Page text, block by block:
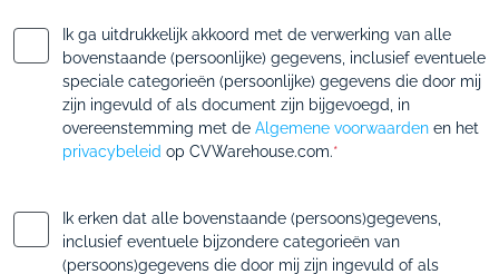
Ik ga uitdrukkelijk akkoord met de verwerking van alle
bovenstaande (persoonlijke) gegevens, inclusief eventuele
speciale categorieën (persoonlijke) gegevens die door mij
zijn ingevuld of als document zijn bijgevoegd, in
overeenstemming met de Algemene voorwaarden en het
privacybeleid op CVWarehouse.com.*
Ik erken dat alle bovenstaande (persoons)gegevens,
inclusief eventuele bijzondere categorieën van
(persoons)gegevens die door mij zijn ingevuld of als